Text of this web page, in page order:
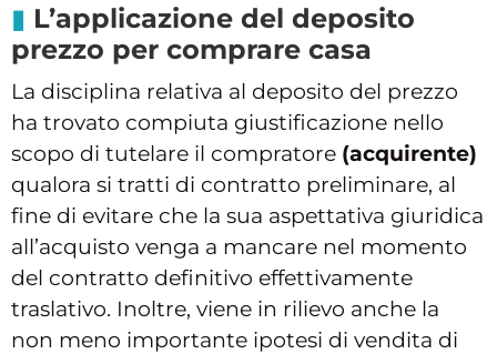
L’applicazione del deposito
prezzo per comprare casa
La disciplina relativa al deposito del prezzo
ha trovato compiuta giustificazione nello
scopo di tutelare il compratore (acquirente)
qualora si tratti di contratto preliminare, al
fine di evitare che la sua aspettativa giuridica
all’acquisto venga a mancare nel momento
del contratto definitivo effettivamente
traslativo. Inoltre, viene in rilievo anche la
non meno importante ipotesi di vendita di